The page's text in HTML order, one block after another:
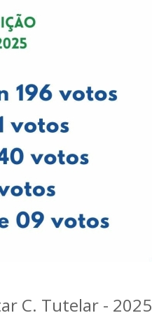
C. Tutelar - 2025